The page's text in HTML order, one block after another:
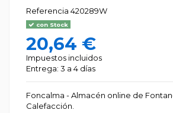
Referencia 420289W
con Stock
20,64 €
Impuestos incluidos
Entrega: 3 a 4 días
Foncalma - Almacén online de
Calefacción.